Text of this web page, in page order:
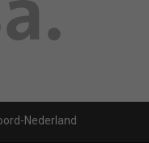
Nederland